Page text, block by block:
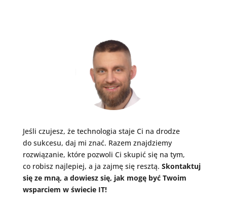
Jeśli czujesz, że technologia staje Ci na drodze
do sukcesu, daj mi znać. Razem znajdziemy
rozwiązanie, które pozwoli Ci skupić się na tym,
co robisz najlepiej, a ja zajmę się resztą. Skontaktuj
się ze mną, a dowiesz się, jak mogę być Twoim
wsparciem w świecie IT!